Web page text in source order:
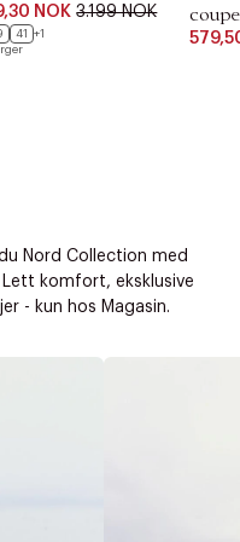
NOK 3.199 NOK
41
+1
Nord Collection med
komfort, eksklusive
- kun hos Magasin.